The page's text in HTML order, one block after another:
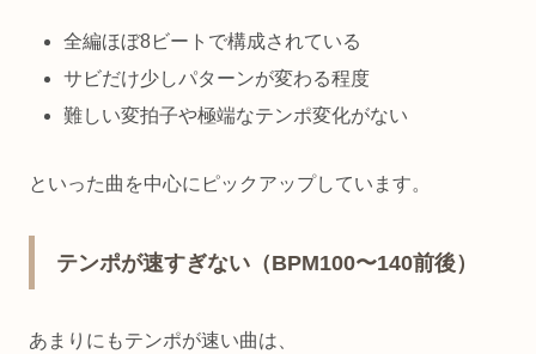
全編ほぼ8ビートで構成されている
サビだけ少しパターンが変わる程度
難しい変拍子や極端なテンポ変化がない
といった曲を中心にピックアップしています。
テンポが速すぎない（BPM100〜140前後）
あまりにもテンポが速い曲は、